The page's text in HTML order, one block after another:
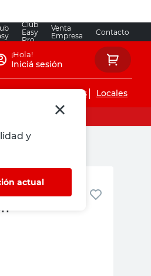
Club
Easy
Pro
Venta
Empresa
Contacto
y
actual
¡Hola!
Iniciá sesión
de instalaciones Locales
GU10